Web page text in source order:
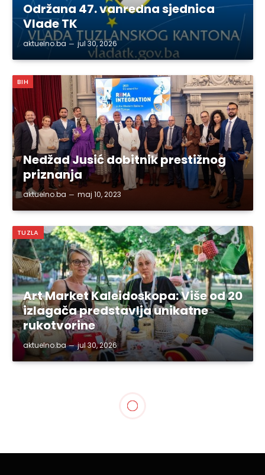
Održana 47. vanredna sjednica
Vlade TK
aktuelno.ba jul 30, 2026
BIH
Nedžad Jusić dobitnik prestižnog
priznanja
aktuelno.ba maj 10, 2023
TUZLA
Art Market Kaleidoskopa: Više od 20
izlagača predstavlja unikatne
rukotvorine
aktuelno.ba jul 30, 2026
Gradonačelnik Lugavić